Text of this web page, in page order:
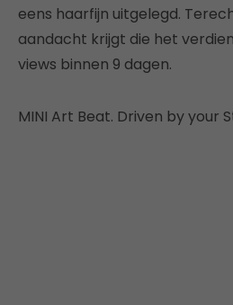
eens haarfijn uitgelegd.
aandacht krijgt die het
views binnen 9 dagen.
MINI Art Beat. Driven by your